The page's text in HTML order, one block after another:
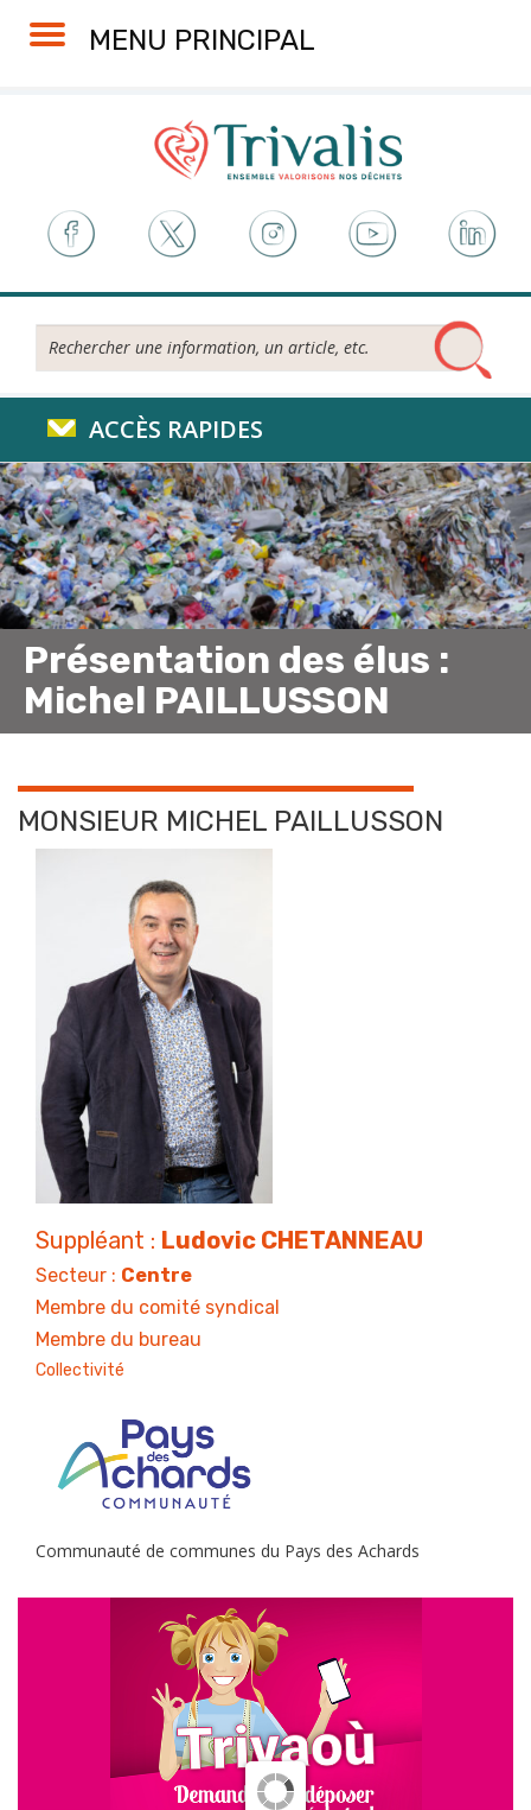
MENU PRINCIPAL
Rechercher...
ACCÈS RAPIDES
Présentation des élus :
Michel PAILLUSSON
MONSIEUR MICHEL PAILLUSSON
Suppléant : Ludovic CHETANNEAU
Secteur : Centre
Membre du comité syndical
Membre du bureau
Collectivité
Communauté de communes du Pays des Achards